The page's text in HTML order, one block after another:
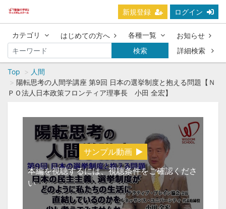
新規登録 ログイン
カテゴリ はじめての方へ 各種一覧
お知らせ
検索
詳細検索
Top
人間
陽転思考の人間学講座 第9回 日本の選挙制度と抱える問題【Ｎ
ＰＯ法人日本政策フロンティア理事長 小田 全宏】
サンプル動画
本編を視聴するには、視聴条件をご確認くださ
い